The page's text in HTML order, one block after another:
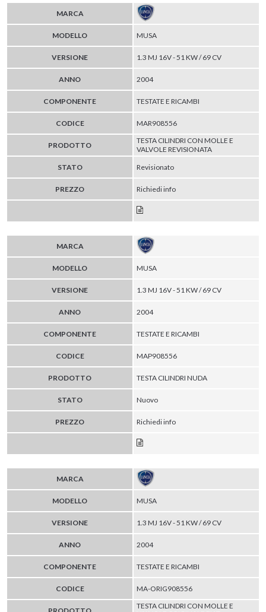
MARCA
MODELLO MUSA
VERSIONE 1.3 MJ 16V - 51 KW / 69 CV
ANNO 2004
COMPONENTE TESTATE E RICAMBI
CODICE MAR908556
PRODOTTO
TESTA CILINDRI CON MOLLE E
VALVOLE REVISIONATA
STATO
Revisionato
PREZZO Richiedi info
MARCA
MODELLO MUSA
VERSIONE 1.3 MJ 16V - 51 KW / 69 CV
ANNO 2004
COMPONENTE TESTATE E RICAMBI
CODICE MAP908556
PRODOTTO TESTA CILINDRI NUDA
STATO Nuovo
PREZZO Richiedi info
MARCA
MODELLO MUSA
VERSIONE 1.3 MJ 16V - 51 KW / 69 CV
ANNO 2004
COMPONENTE TESTATE E RICAMBI
CODICE MA-ORIG908556
TESTA CILINDRI CON MOLLE E